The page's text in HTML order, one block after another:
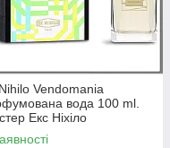
Vendomania
вода 100 ml.
Екс Ніхіло